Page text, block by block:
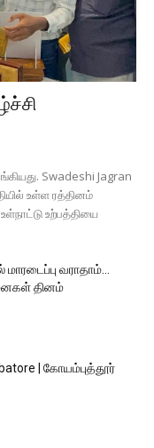
Swadeshi Jagran
உள்ள ரத்தினம்
உற்பத்தியை
வராதாம்…
தினம்
| கோயம்புத்தூர்